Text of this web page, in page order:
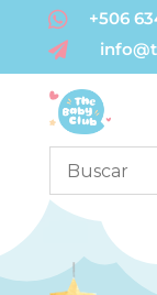
 +506
